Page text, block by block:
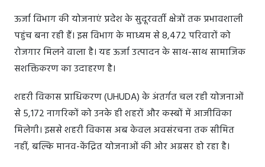
ऊर्जा विभाग की योजनाएं प्रदेश के सुदूरवर्ती क्षेत्रों तक प्रभावशाली
पहुंच बना रही हैं। इस विभाग के माध्यम से 8,472 परिवारों को
रोजगार मिलने वाला है। यह ऊर्जा उत्पादन के साथ-साथ सामाजिक
सशक्तिकरण का उदाहरण है।
शहरी विकास प्राधिकरण (UHUDA) के अंतर्गत चल रही योजनाओं
से 5,172 नागरिकों को उनके ही शहरों और कस्बों में आजीविका
मिलेगी। इससे शहरी विकास अब केवल अवसंरचना तक सीमित
नहीं, बल्कि मानव-केंद्रित योजनाओं की ओर अग्रसर हो रहा है।